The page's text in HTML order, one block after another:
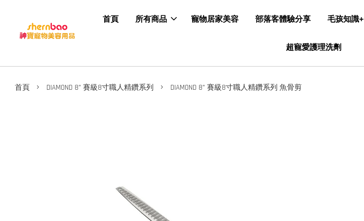
首頁 所有商品 寵物居家美容 部落客體驗分享 毛孩知識+
超寵愛護理洗劑
首頁 › DIAMOND 8" 賽級8寸職人精鑽系列 › DIAMOND 8" 賽級8寸職人精鑽系列 魚骨剪